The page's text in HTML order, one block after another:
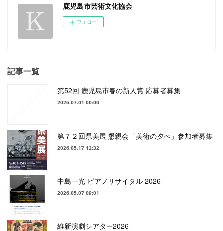
鹿児島市芸術文化協会
フォロー
記事一覧
第52回 鹿児島市春の新人賞 応募者募集
2026.07.01 00:00
第７２回県美展 懇親会「美術の夕べ」参加者募集
2026.05.17 12:32
中島一光 ピアノリサイタル 2026
2026.05.07 09:01
維新演劇シアター2026